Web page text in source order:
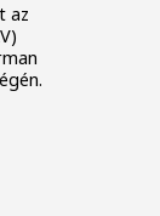
az